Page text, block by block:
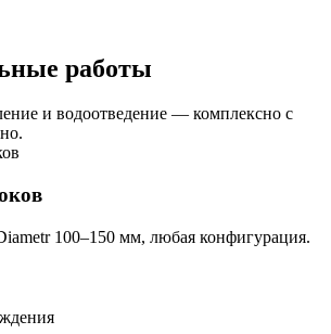
работы
и водоотведение — комплексно с
100–150 мм, любая конфигурация.